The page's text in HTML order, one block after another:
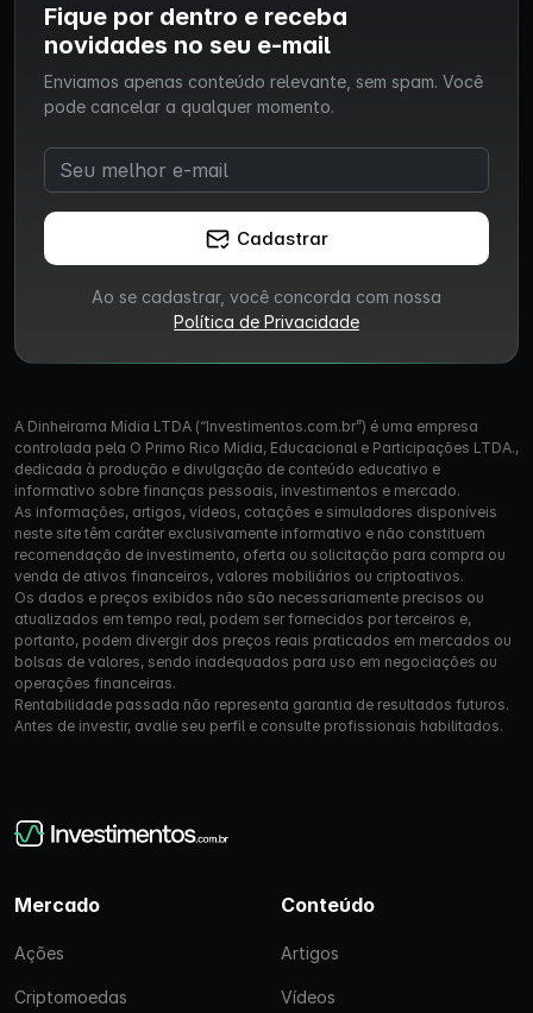
Fique por dentro e receba
novidades no seu e-mail
Enviamos apenas conteúdo relevante, sem spam. Você
pode cancelar a qualquer momento.
Cadastrar
Ao se cadastrar, você concorda com nossa
Política de Privacidade
A Dinheirama Mídia LTDA (“Investimentos.com.br”) é uma empresa
controlada pela O Primo Rico Mídia, Educacional e Participações LTDA.,
dedicada à produção e divulgação de conteúdo educativo e
informativo sobre finanças pessoais, investimentos e mercado.
As informações, artigos, vídeos, cotações e simuladores disponíveis
neste site têm caráter exclusivamente informativo e não constituem
recomendação de investimento, oferta ou solicitação para compra ou
venda de ativos financeiros, valores mobiliários ou criptoativos.
Os dados e preços exibidos não são necessariamente precisos ou
atualizados em tempo real, podem ser fornecidos por terceiros e,
portanto, podem divergir dos preços reais praticados em mercados ou
bolsas de valores, sendo inadequados para uso em negociações ou
operações financeiras.
Rentabilidade passada não representa garantia de resultados futuros.
Antes de investir, avalie seu perfil e consulte profissionais habilitados.
Mercado
Ações
Criptomoedas
Conteúdo
Artigos
Vídeos